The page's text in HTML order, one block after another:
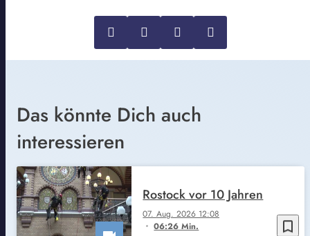
Das könnte Dich auch
interessieren
bookmark_border
07. Aug. 2026 12:08
06:26 Min.
Rostock vor 10 Jahren